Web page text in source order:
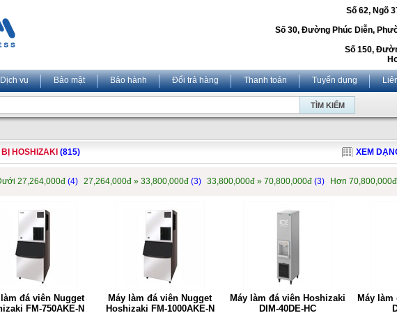
Số 62, Ngõ
Số 30, Đường Phúc Diễn,
Số 150,
Dịch vụ Bảo mật Bảo hành Đổi trả hàng Thanh toán Tuyển dụng
HOSHIZAKI (815) XEM
27,264,000đ (4) 27,264,000đ » 33,800,000đ (3) 33,800,000đ » 70,800,000đ (3) Hơn 70,800,000đ
làm đá viên Nugget
FM-750AKE-N
Máy làm đá viên Nugget
Hoshizaki FM-1000AKE-N
Máy làm đá viên Hoshizaki
DIM-40DE-HC
Máy